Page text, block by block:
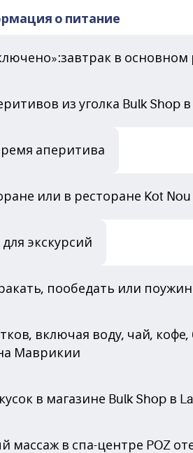
о питание
в основном
из уголка Bulk Shop
аперитива
или в ресторане Kot
экскурсий
пообедать или
включая воду, чай,
Маврикии
в магазине Bulk Shop в
массаж в спа-центре POZ